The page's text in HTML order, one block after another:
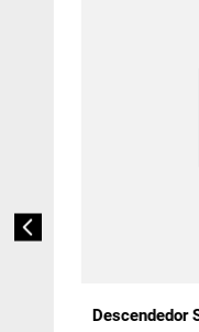
Descendedor